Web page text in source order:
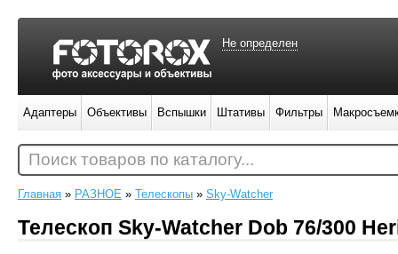
Главная » РАЗНОЕ » Телескопы » Sky-Watcher
Телескоп Sky-Watcher Dob 76/300
Не определен
Адаптеры Объективы Вспышки Штативы Фильтры
Поиск товаров по каталогу...